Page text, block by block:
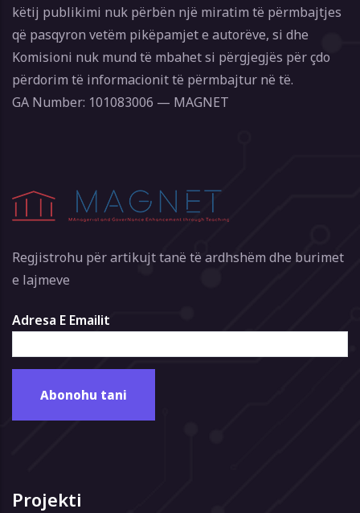
këtij publikimi nuk përbën një miratim të përmbajtjes
që pasqyron vetëm pikëpamjet e autorëve, si dhe
Komisioni nuk mund të mbahet si përgjegjës për çdo
përdorim të informacionit të përmbajtur në të.
GA Number: 101083006 — MAGNET
Regjistrohu për artikujt tanë të ardhshëm dhe burimet
e lajmeve
Adresa E Emailit
Projekti